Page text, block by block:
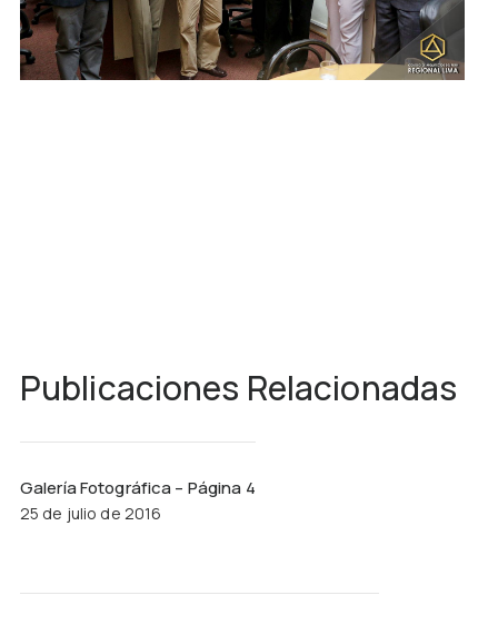
Publicaciones Relacionadas
Galería Fotográfica – Página 4
25 de julio de 2016